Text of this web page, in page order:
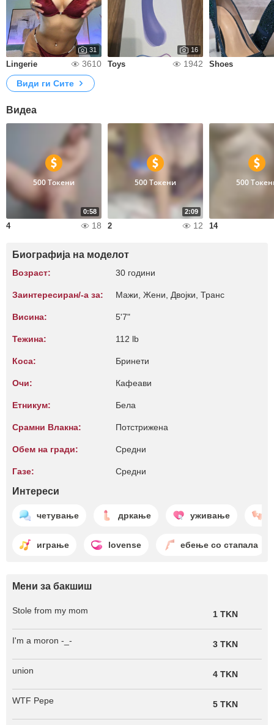
31
Lingerie 3610
16
Toys 1942 Shoes
Види ги Сите
Видеа
0:58
500 Токени
4 18
2:09
500 Токени
2 12
500
14
Биографија на моделот
Возраст: 30 години
Заинтересиран/-а за: Мажи, Жени, Двојки, Транс
Висина: 5'7"
Тежина: 112 lb
Коса: Бринети
Очи: Кафеави
Етникум: Бела
Срамни Влакна: Потстрижена
Обем на гради: Средни
Газе: Средни
Интереси
четување дркање уживање
играње lovense ебење со стапала
Мени за бакшиш
Stole from my mom 1 TKN
I'm a moron -_- 3 TKN
union 4 TKN
WTF Pepe 5 TKN